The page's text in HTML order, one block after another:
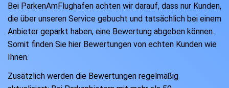
Bei ParkenAmFlughafen achten wir darauf, dass nur Kunden,
die über unseren Service gebucht und tatsächlich bei einem
Anbieter geparkt haben, eine Bewertung abgeben können.
Somit finden Sie hier Bewertungen von echten Kunden wie
Ihnen.
Zusätzlich werden die Bewertungen regelmäßig